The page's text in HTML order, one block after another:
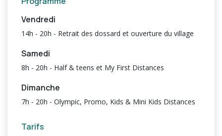
Vendredi
14h - 20h - Retrait des dossard et ouverture du village
Samedi
8h - 20h - Half & teens et My First Distances
Dimanche
7h - 20h - Olympic, Promo, Kids & Mini Kids Distances
Tarifs